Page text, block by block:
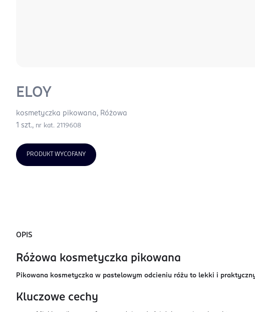
ELOY
kosmetyczka pikowana, Różowa
1 szt., nr kat. 2119608
PRODUKT WYCOFANY
OPIS
Różowa kosmetyczka pikowana
Pikowana kosmetyczka w pastelowym odcieniu różu to lekki i
Kluczowe cechy